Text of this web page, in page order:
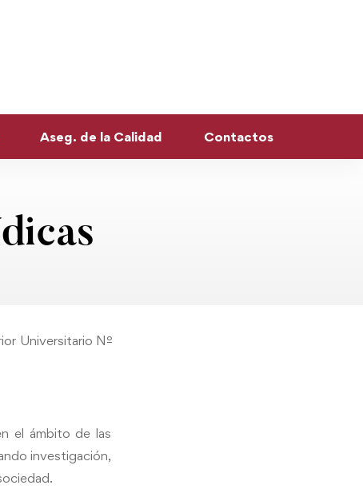
Aseg. de la Calidad Contactos
Universitario Nº
el ámbito de las
investigación,